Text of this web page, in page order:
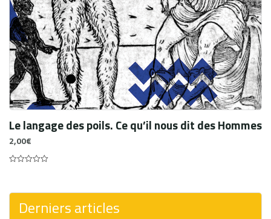
Le langage des poils. Ce qu’il nous dit des Hommes
2,00€
5
Derniers articles